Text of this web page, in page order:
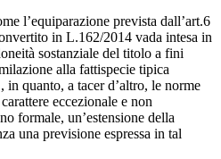
l’equiparazione prevista dall’art.6
in L.162/2014 vada intesa in
sostanziale del titolo a fini
alla fattispecie tipica
in quanto, a tacer d’altro, le norme
eccezionale e non
formale, un’estensione della
una previsione espressa in tal